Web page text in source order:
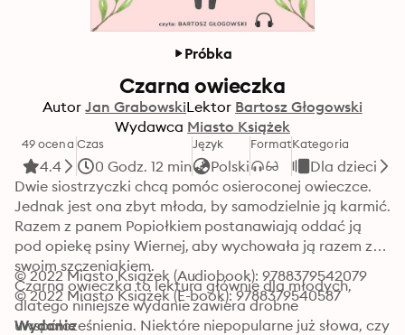
Próbka
Czarna owieczka
Autor Jan GrabowskiLektor Bartosz Głogowski
Wydawca Miasto Książek
49 ocena
4.4
Czas
0 Godz. 12 min
Język
Polski
FormatKategoria
Dla dzieci
Dwie siostrzyczki chcą pomóc osieroconej owieczce.
Jednak jest ona zbyt młoda, by samodzielnie ją karmić.
Razem z panem Popiołkiem postanawiają oddać ją
pod opiekę psiny Wiernej, aby wychowała ją razem ze
swoim szczeniakiem.
Czarna owieczka to lektura głównie dla młodych,
dlatego niniejsze wydanie zawiera drobne
uwspółcześnienia. Niektóre niepopularne już słowa, czy
© 2022 Miasto Książek (Audiobook): 9788379542079
© 2022 Miasto Książek (E-book): 9788379540587
Wydanie